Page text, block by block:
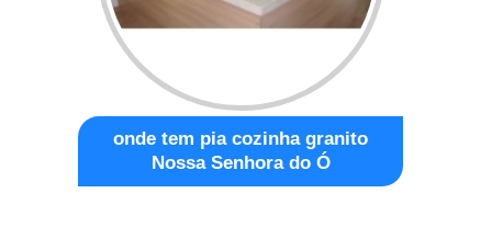
onde tem pia cozinha granito
Nossa Senhora do Ó